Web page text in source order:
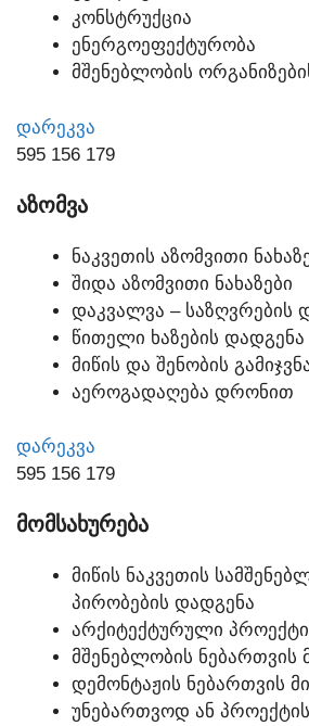
ᲙᲝᲜᲡᲢᲠᲣᲥᲪᲘᲐ
ᲔᲜᲔᲠᲒᲝᲔᲤᲔᲥᲢᲣᲠᲝᲑᲐ
ᲛᲨᲔᲜᲔᲑᲚᲝᲑᲘᲡ
ᲓᲐᲠᲔᲙᲕᲐ
595 156 179
ᲐᲖᲝᲛᲕᲐ
ᲜᲐᲙᲕᲔᲗᲘᲡ ᲐᲖᲝᲛᲕᲘᲗᲘ
ᲨᲘᲓᲐ ᲐᲖᲝᲛᲕᲘᲗᲘ ᲜᲐᲮᲐᲖᲔᲑᲘ
ᲓᲐᲙᲕᲐᲚᲕᲐ – ᲡᲐᲖᲦᲕᲠᲔᲑᲘᲡ
ᲬᲘᲗᲔᲚᲘ ᲮᲐᲖᲔᲑᲘᲡ ᲓᲐᲓᲒᲔᲜᲐ
ᲛᲘᲬᲘᲡ ᲓᲐ ᲨᲔᲜᲝᲑᲘᲡ
ᲐᲔᲠᲝᲒᲐᲓᲐᲦᲔᲑᲐ ᲓᲠᲝᲜᲘᲗ
ᲓᲐᲠᲔᲙᲕᲐ
595 156 179
ᲛᲝᲛᲡᲐᲮᲣᲠᲔᲑᲐ
ᲛᲘᲬᲘᲡ ᲜᲐᲙᲕᲔᲗᲘᲡ
ᲞᲘᲠᲝᲑᲔᲑᲘᲡ ᲓᲐᲓᲒᲔᲜᲐ
ᲐᲠᲥᲘᲢᲔᲥᲢᲣᲠᲣᲚᲘ
ᲛᲨᲔᲜᲔᲑᲚᲝᲑᲘᲡ ᲜᲔᲑᲐᲠᲗᲕᲘᲡ
ᲓᲔᲛᲝᲜᲢᲐᲟᲘᲡ ᲜᲔᲑᲐᲠᲗᲕᲘᲡ
ᲣᲜᲔᲑᲐᲠᲗᲕᲝᲓ ᲐᲜ